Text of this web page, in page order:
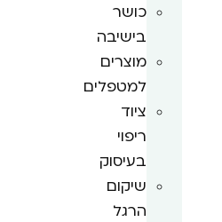
כושר
בישיבה
מוצרים
למטפלים
ציוד
ריפוי
בעיסוק
שיקום
הרגל